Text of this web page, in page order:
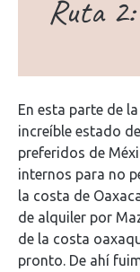
Ruta
En esta parte de
increíble estado
preferidos de
internos para no
la costa de
de alquiler por
de la costa
pronto. De ahí